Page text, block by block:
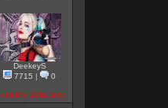
DeekeyS
7715 | 0
посмотреть все